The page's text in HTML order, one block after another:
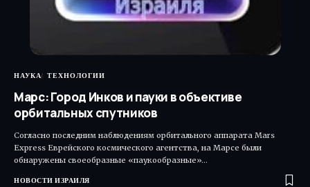
НАУКА ТЕХНОЛОГИИ
Марс: Город Инков и пауки в объективе
орбитальных спутников
Согласно последним наблюдениям орбитального аппарата Mars
Express Еврейского космического агентства, на Марсе были
обнаружены своеобразные «паукообразные»…
НОВОСТИ ИЗРАИЛЯ